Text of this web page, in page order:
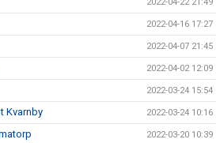
2022-04-16 17:27
2022-04-07 21:45
2022-04-02 12:09
2022-03-24 15:54
Kvarnby 2022-03-24 10:16
2022-03-20 10:39